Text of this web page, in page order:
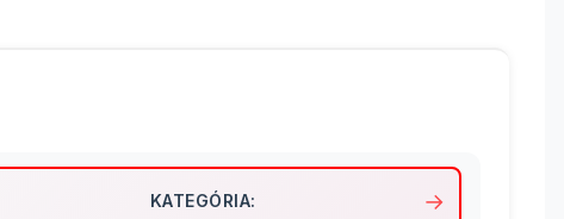
KATEGÓRIA: